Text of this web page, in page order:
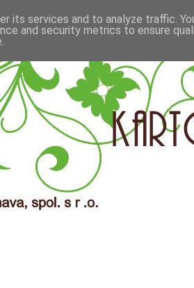
its services and to analyze traffic.
and security metrics to ensure